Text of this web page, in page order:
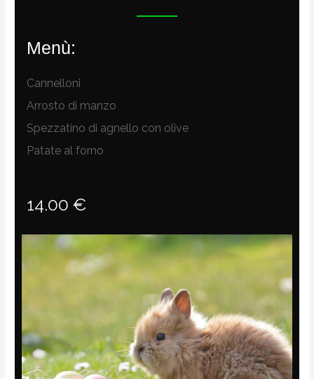
Menù:
Cannelloni
Arrosto di manzo
Spezzatino di agnello con olive
Patate al forno
14.00 €